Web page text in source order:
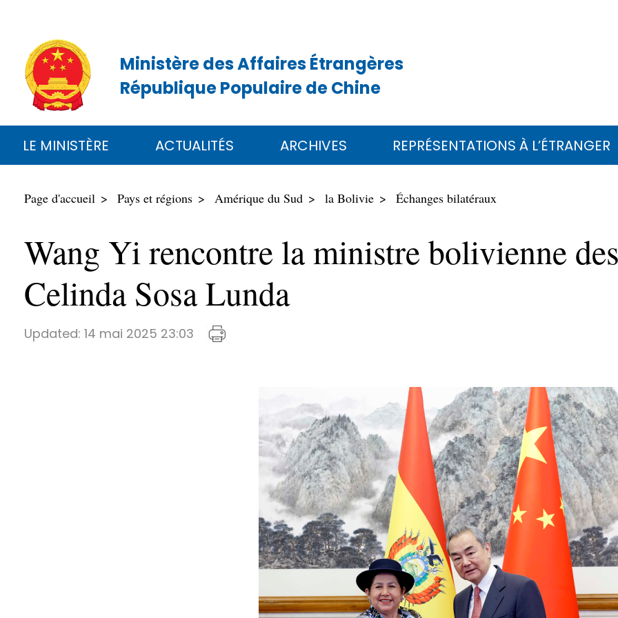
Ministère des Affaires Étrangères
République Populaire de Chine
LE MINISTÈRE ACTUALITÉS ARCHIVES REPRÉSENTATIONS À L’ÉTRANGER
Page d'accueil Pays et régions Amérique du Sud la Bolivie Échanges bilatéraux
Wang Yi rencontre la ministre bolivienne
Celinda Sosa Lunda
Updated: 14 mai 2025 23:03